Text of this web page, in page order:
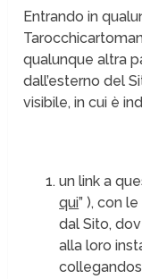
Entrando in
qualunque altra
dall’esterno del
visibile, in cui è
un link a
qui” ), con
dal Sito,
alla loro